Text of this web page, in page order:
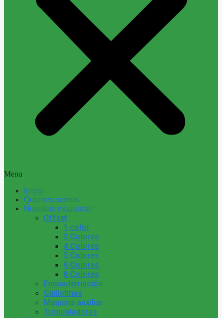
Menu
Inicio
Quienes somos
Nuestras máquinas
Offset
1 color
2 Colores
4 Colores
5 Colores
6 Colores
8 Colores
Encuadernación
Guillotinas
Maquina auxiliar
Troqueladoras